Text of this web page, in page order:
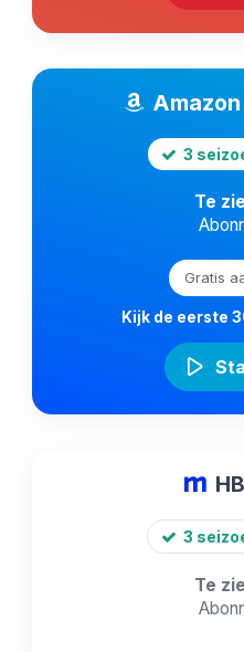
3
Te
Gratis
Kijk de eerste
3
Te